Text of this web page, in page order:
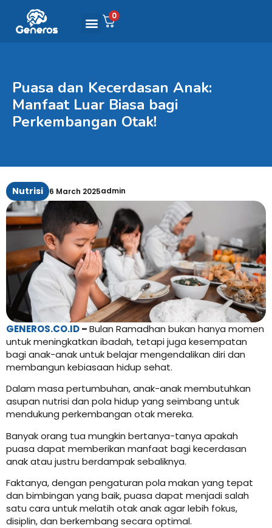
0
Puasa dan Kecerdasan Anak:
Manfaat Luar Biasa bagi
Perkembangan Otak!
Nutrisi 6 March 2025admin
GENEROS.CO.ID–Bulan Ramadhan bukan hanya momen
untuk meningkatkan ibadah, tetapi juga kesempatan
bagi anak-anak untuk belajar mengendalikan diri dan
membangun kebiasaan hidup sehat.
Dalam masa pertumbuhan, anak-anak membutuhkan
asupan nutrisi dan pola hidup yang seimbang untuk
mendukung perkembangan otak mereka.
Banyak orang tua mungkin bertanya-tanya apakah
puasa dapat memberikan manfaat bagi kecerdasan
anak atau justru berdampak sebaliknya.
Faktanya, dengan pengaturan pola makan yang tepat
dan bimbingan yang baik, puasa dapat menjadi salah
satu cara untuk melatih otak anak agar lebih fokus,
disiplin, dan berkembang secara optimal.